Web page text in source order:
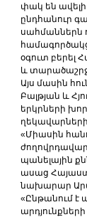
փակ են
ընդհանուր
սահմաններն
օգուտ բերել
և
Այս մասին
Բալթյան և
երկրների
«Միասին
պանելային
ասաց
նախարար
«Ընթանում է